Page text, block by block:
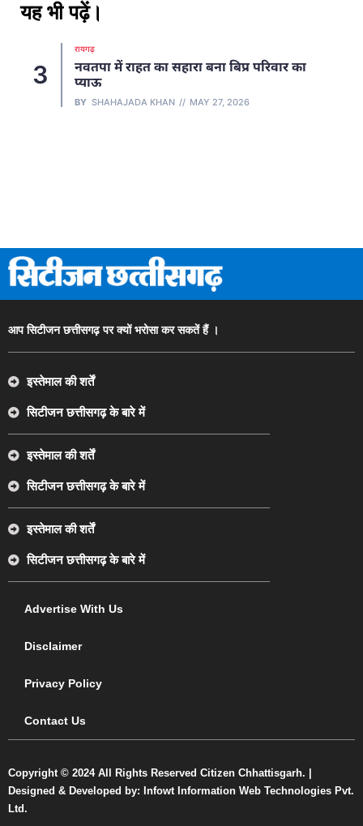
यह भी पढ़ें।
3
रायगढ़
नवतपा में राहत का सहारा बना बिप्र परिवार का
प्याऊ
BY SHAHAJADA KHAN MAY 27, 2026
आप सिटीजन छत्तीसगढ़ पर क्यों भरोसा कर सकतें हैं ।
इस्तेमाल की शर्तें
सिटीजन छत्तीसगढ़ के बारे में
इस्तेमाल की शर्तें
सिटीजन छत्तीसगढ़ के बारे में
इस्तेमाल की शर्तें
सिटीजन छत्तीसगढ़ के बारे में
Advertise With Us
Disclaimer
Privacy Policy
Contact Us
Copyright © 2024 All Rights Reserved Citizen Chhattisgarh. |
Designed & Developed by: Infowt Information Web Technologies Pvt.
Ltd.